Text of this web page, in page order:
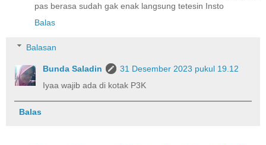
pas berasa sudah gak enak langsung tetesin Insto
Balas
Balasan
Bunda Saladin
31 Desember 2023 pukul 19.12
Iyaa wajib ada di kotak P3K
Balas